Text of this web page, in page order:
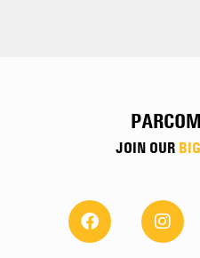
JOIN OUR